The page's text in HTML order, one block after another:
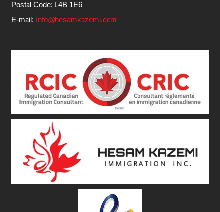
Postal Code: L4B 1E6
E-mail: Info@hesamkazemi.com